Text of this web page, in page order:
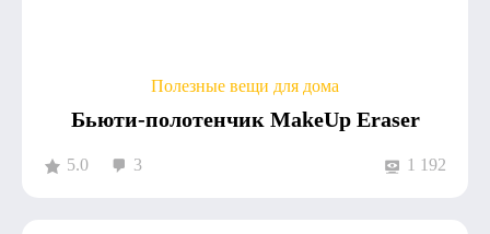
Полезные вещи для дома
Бьюти-полотенчик MakeUp Eraser
5.0 3 1 192